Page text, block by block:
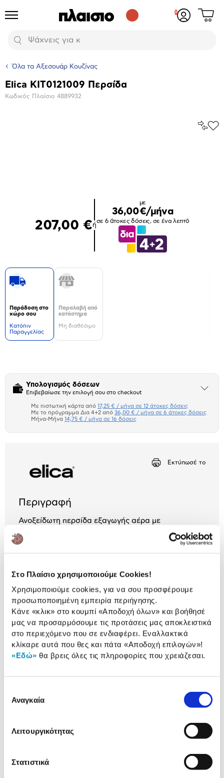
Στο Πλαίσιο χρησιμοποιούμε Cookies!
Χρησιμοποιούμε cookies, για να σου προσφέρουμε
προσωποποιημένη εμπειρία περιήγησης.
Κάνε «κλικ» στο κουμπί «Αποδοχή όλων» και βοήθησέ
μας να προσαρμόσουμε τις προτάσεις μας αποκλειστικά
στο περιεχόμενο που σε ενδιαφέρει. Εναλλακτικά
κλίκαρε αυτά που θες και πάτα «Αποδοχή επιλογών»!
«Εδώ» θα βρεις όλες τις πληροφορίες που χρειάζεσαι.
συγκατάθεσης
Αναγκαία
Λειτουργικότητας
Στατιστικά
Προϊόντα
Αναζήτηση
Δες
Όλα τα Αξεσουάρ Κουζίνας
Βασικά
Elica KIT0121009 Περσίδα
Κωδικός Πλαίσιο 4889932
207,00 €ή
με
36,00€/μήνα
σε 6 άτοκες δόσεις, σε ένα λεπτό
Παράδοση στο
χώρο σου
Kατόπιν
Παραγγελίας
Παραλαβή από
κατάστημα
Μη διαθέσιμο
Υπολογισμός δόσεων
Επιβεβαίωσε την επιλογή σου στο checkout
Άνοιξε
Πιστωτική κάρτα
Αριθμός δόσεων
Με πιστωτική κάρτα από 17,25 € / μήνα σε 12 άτοκες δόσεις
Με το πρόγραμμα Δια 4+2 από 36,00 € / μήνα σε 6 άτοκες δόσεις
Μήνα-Μήνα 14,75 € / μήνα σε 16 δόσεις
Εκτύπωσέ το
Περιγραφή
Ανοξείδωτη περσίδα εξαγωγής αέρα με
αντεπίστροφο σύστημα για αποφυγή επιστροφής
αέρα, σκόνης ή υγρασίας. Κατάλληλη για
Χαρακτηριστικά
Διαστάσεις (ΥxΠxΒ): 8,90 cm x 22,20 cm
Αναλυτική
παρουσίαση
Αναλυτική παρουσίαση
Χαρακτηριστικά
Αξιολογήσεις
προϊόν με εσένα!